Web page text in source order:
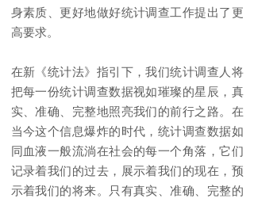
身素质、更好地做好统计调查工作提出了更
高要求。
在新《统计法》指引下，我们统计调查人将
把每一份统计调查数据视如璀璨的星辰，真
实、准确、完整地照亮我们的前行之路。在
当今这个信息爆炸的时代，统计调查数据如
同血液一般流淌在社会的每一个角落，它们
记录着我们的过去，展示着我们的现在，预
示着我们的将来。只有真实、准确、完整的